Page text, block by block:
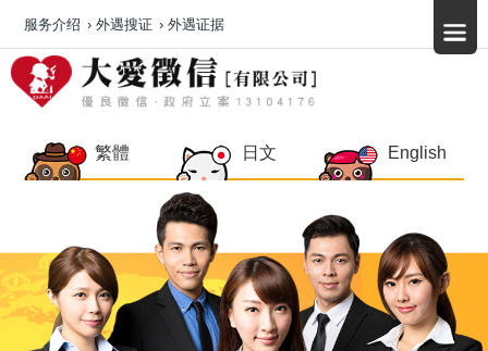
繁體 日文 English
服务介绍 › 外遇搜证 › 外遇证据